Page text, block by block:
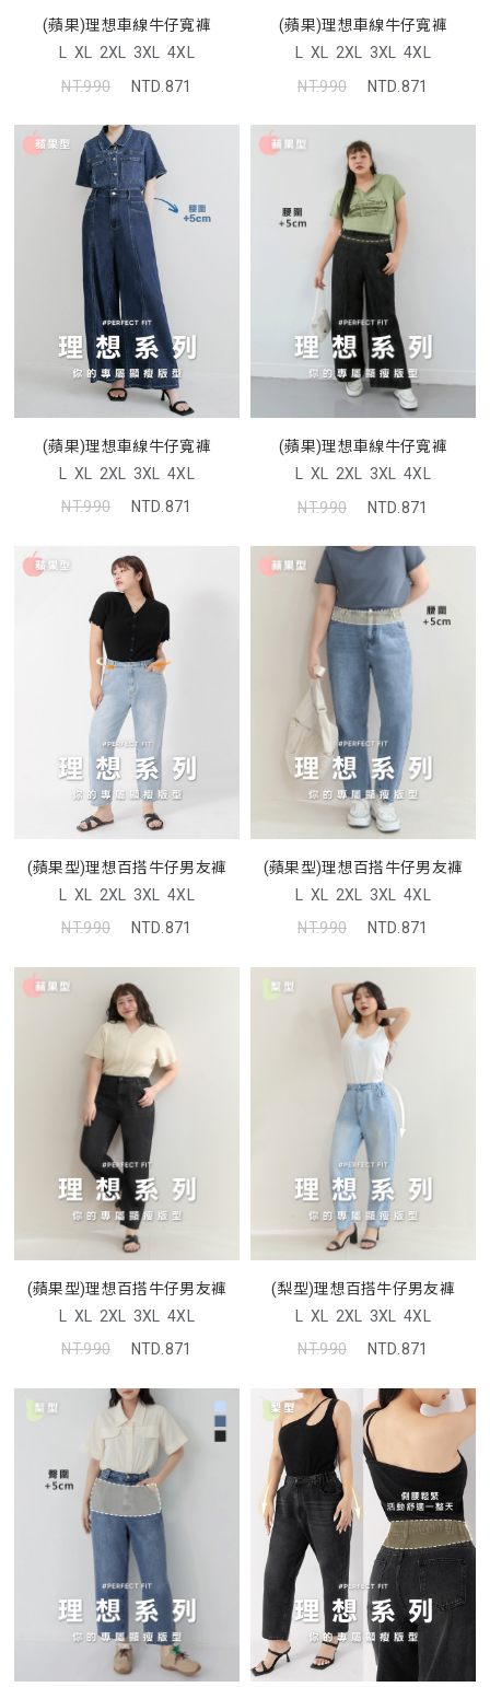
(蘋果)理想車線牛仔寬褲
L XL 2XL 3XL 4XL
NT.990
NTD.871
(蘋果)理想車線牛仔寬褲
L XL 2XL 3XL 4XL
NT.990
NTD.871
(蘋果)理想車線牛仔寬褲
L XL 2XL 3XL 4XL
NT.990
NTD.871
(蘋果)理想車線牛仔寬褲
L XL 2XL 3XL 4XL
NT.990
NTD.871
(蘋果型)理想百搭牛仔男友褲
L XL 2XL 3XL 4XL
NT.990
NTD.871
(蘋果型)理想百搭牛仔男友褲
L XL 2XL 3XL 4XL
NT.990
NTD.871
(蘋果型)理想百搭牛仔男友褲
L XL 2XL 3XL 4XL
NT.990
NTD.871
(梨型)理想百搭牛仔男友褲
L XL 2XL 3XL 4XL
NT.990
NTD.871